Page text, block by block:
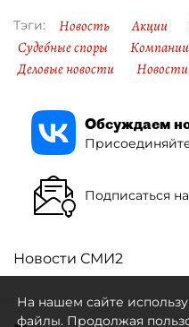
Тэги: Новость Акции
Судебные споры
Компании
Деловые новости
Обсуждаем
Подписаться
Новости СМИ2
На нашем сайте
файлы. Продолжая